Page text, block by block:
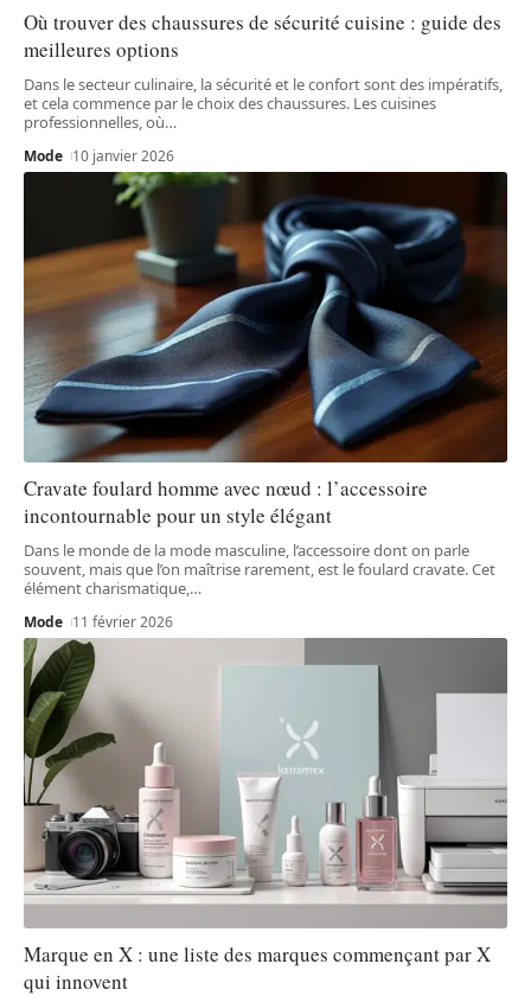
Où trouver des chaussures de sécurité cuisine : guide des
meilleures options
Dans le secteur culinaire, la sécurité et le confort sont des impératifs,
et cela commence par le choix des chaussures. Les cuisines
professionnelles, où…
Mode 10 janvier 2026
Cravate foulard homme avec nœud : l’accessoire
incontournable pour un style élégant
Dans le monde de la mode masculine, l’accessoire dont on parle
souvent, mais que l’on maîtrise rarement, est le foulard cravate. Cet
élément charismatique,…
Mode 11 février 2026
Marque en X : une liste des marques commençant par X
qui innovent